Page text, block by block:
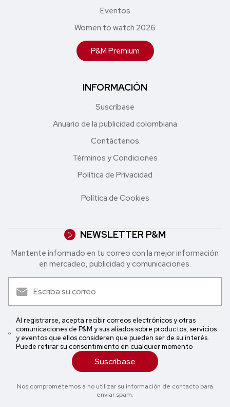
Eventos
Women to watch 2026
P&M Premium
INFORMACIÓN
Suscríbase
Anuario de la publicidad colombiana
Contáctenos
Términos y Condiciones
Política de Privacidad
Política de Cookies
NEWSLETTER P&M
Mantente informado en tu correo con la mejor in formación
en mercadeo, publicidad y comunicaciones.
Al registrarse, acepta recibir correos electrónicos y otras
comunicaciones de P&M y sus aliados sobre productos, servicios
y eventos que ellos consideren que pueden ser de su interés.
Puede retirar su consentimiento en cualquier momento
Suscríbase
Nos comprometemos a no utilizar su información de contacto para
enviar spam.